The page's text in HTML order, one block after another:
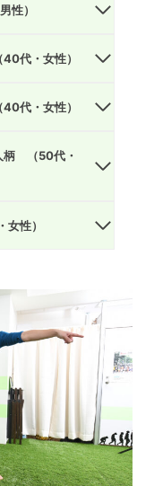
性）
代・女性）
代・女性）
柄 （50代・
性）